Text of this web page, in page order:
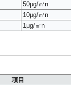
50μg/㎥n
10μg/㎥n
1μg/㎥n
項目